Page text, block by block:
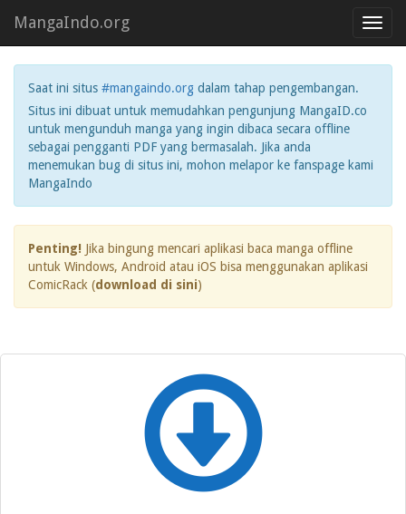
MangaIndo.org
Saat ini situs #mangaindo.org dalam tahap pengembangan.
Situs ini dibuat untuk memudahkan pengunjung MangaID.co
untuk mengunduh manga yang ingin dibaca secara offline
sebagai pengganti PDF yang bermasalah. Jika anda
menemukan bug di situs ini, mohon melapor ke fanspage kami
MangaIndo
Penting! Jika bingung mencari aplikasi baca manga offline
untuk Windows, Android atau iOS bisa menggunakan aplikasi
ComicRack (download di sini)